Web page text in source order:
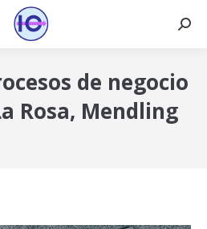
de negocio
Rosa, Mendling